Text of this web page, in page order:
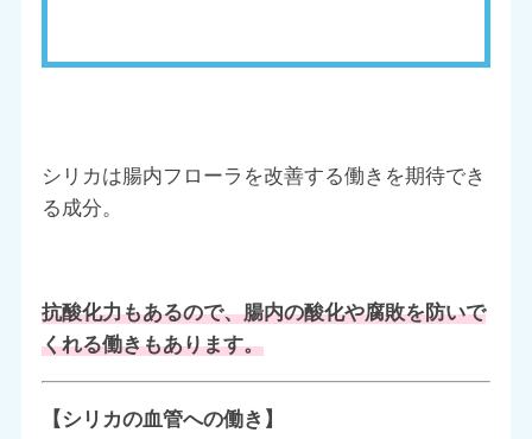
シリカは腸内フローラを改善する働きを期待でき
る成分。
抗酸化力もあるので、腸内の酸化や腐敗を防いで
くれる働きもあります。
【シリカの血管への働き】